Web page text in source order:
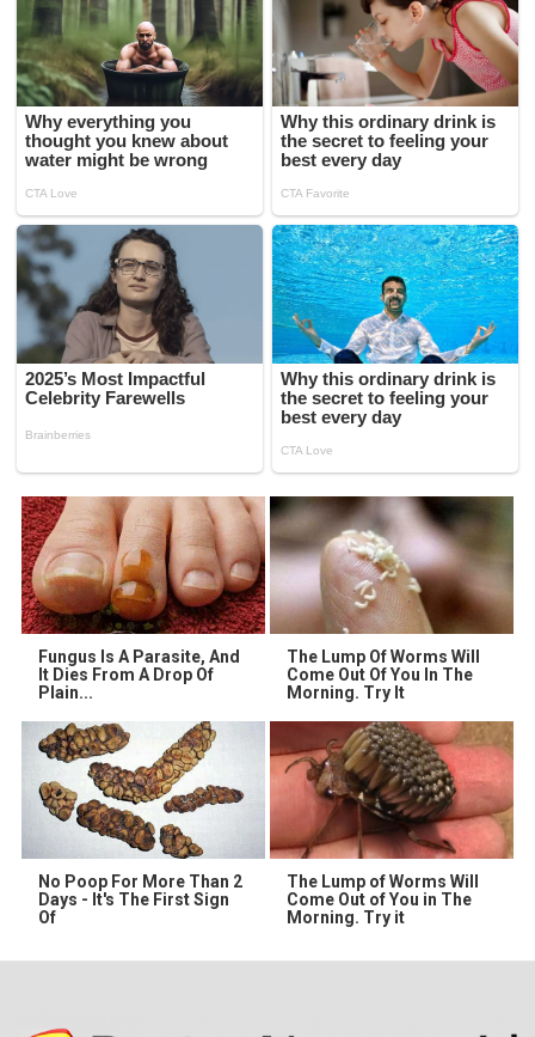
Fungus Is A Parasite, And
It Dies From A Drop Of
Plain...
The Lump Of Worms Will
Come Out Of You In The
Morning. Try It
No Poop For More Than 2
Days - It's The First Sign
Of
The Lump of Worms Will
Come Out of You in The
Morning. Try it